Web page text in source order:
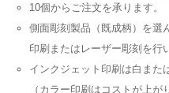
10個からご注文を承ります。
側面彫刻製品（既成柄）を選
印刷またはレーザー彫刻を行
インクジェット印刷は白また
（カラー印刷はコストが上が